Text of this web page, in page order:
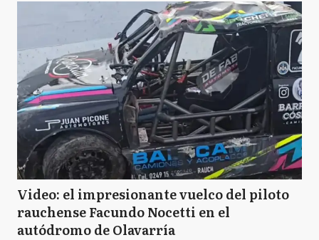
Video: el impresionante vuelco del piloto
rauchense Facundo Nocetti en el
autódromo de Olavarría